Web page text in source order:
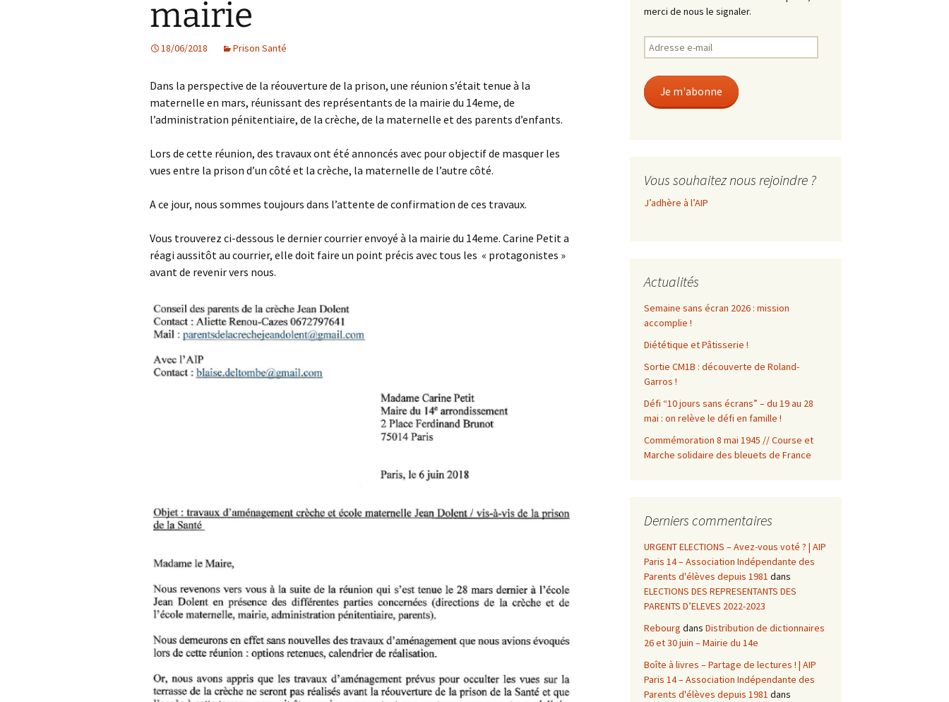
L’équipe AIP Collège
Saint Exupéry
Les projets
Classe bi-langues au
Collège
Ouverture du Jardin de
l’Observatoire
la place de l’Ile-de-Sein
Débats et réflexions
Nous rejoindre
Contact
Ligne éditoriale
mairie
18/06/2018 Prison Santé
Dans la perspective de la réouverture de la prison, une réunion s’était tenue à la
maternelle en mars, réunissant des représentants de la mairie du 14eme, de
l’administration pénitentiaire, de la crèche, de la maternelle et des parents d’enfants.
Lors de cette réunion, des travaux ont été annoncés avec pour objectif de masquer les
vues entre la prison d’un côté et la crèche, la maternelle de l’autre côté.
A ce jour, nous sommes toujours dans l’attente de confirmation de ces travaux.
Vous trouverez ci-dessous le dernier courrier envoyé à la mairie du 14eme. Carine Petit a
réagi aussitôt au courrier, elle doit faire un point précis avec tous les « protagonistes »
avant de revenir vers nous.
merci de nous le signaler.
Adresse
e-
Je m'abonne
Vous souhaitez nous rejoindre ?
J’adhère à l’AIP
Actualités
Semaine sans écran 2026 : mission
accomplie !
Diététique et Pâtisserie !
Sortie CM1B : découverte de Roland-
Garros !
Défi “10 jours sans écrans” – du 19 au 28
mai : on relève le défi en famille !
Commémoration 8 mai 1945 // Course et
Marche solidaire des bleuets de France
Derniers commentaires
URGENT ELECTIONS – Avez-vous voté ? | AIP
Paris 14 – Association Indépendante des
Parents d'élèves depuis 1981 dans
ELECTIONS DES REPRESENTANTS DES
PARENTS D’ELEVES 2022-2023
Rebourg dans Distribution de dictionnaires
26 et 30 juin – Mairie du 14e
Boîte à livres – Partage de lectures ! | AIP
Paris 14 – Association Indépendante des
Parents d'élèves depuis 1981 dans